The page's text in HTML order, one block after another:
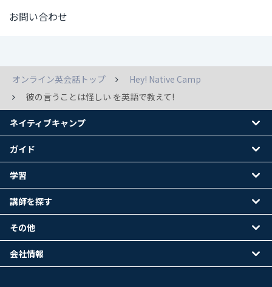
お問い合わせ
オンライン英会話トップ
Hey! Native Camp
彼の言うことは怪しい を英語で教えて!
ネイティブキャンプ
ガイド
学習
講師を探す
その他
会社情報